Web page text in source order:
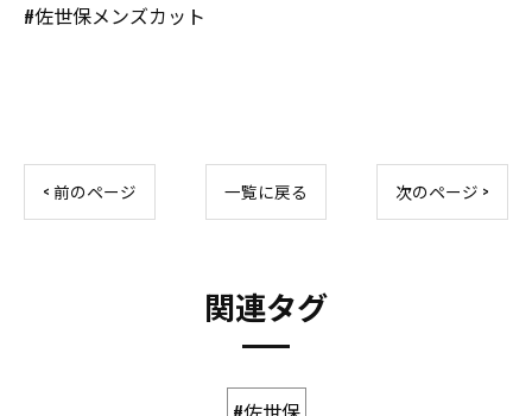
#佐世保メンズカット
< 前のページ 一覧に戻る 次のページ >
関連タグ